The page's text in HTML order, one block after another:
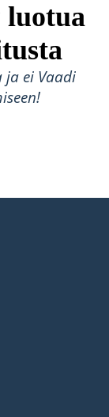
luotua
ja ei Vaadi